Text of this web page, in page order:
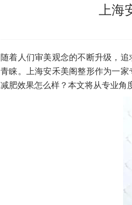
上
随着人们审美观念的不断升级，
青睐。上海安禾美阁整形作为一
减肥效果怎么样？本文将从专业角